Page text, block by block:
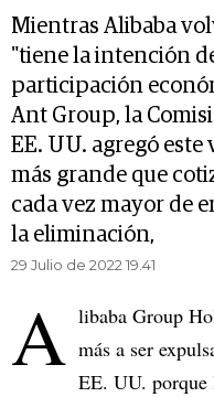
Mientras Alibaba
"tiene la intención
participación
Ant Group, la
EE. UU. agregó
más grande que
cada vez mayor de
la eliminación,
29 Julio de 2022 19.41
A libaba Group
más a ser
EE. UU. porque